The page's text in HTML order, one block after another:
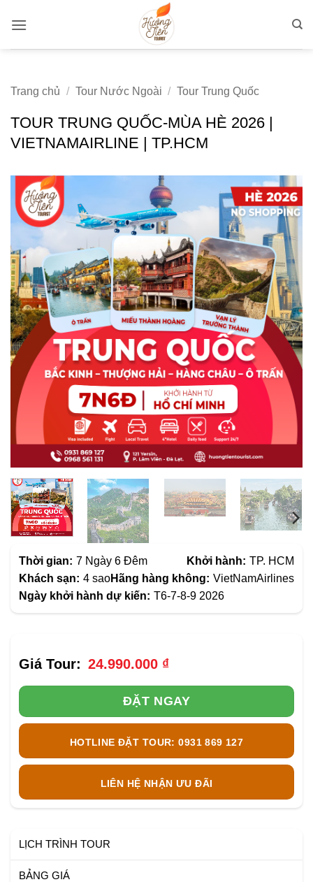
qua
Trang chủ / Tour Nước Ngoài / Tour Trung Quốc
TOUR TRUNG QUỐC-MÙA HÈ 2026 |
VIETNAMAIRLINE | TP.HCM
Thời gian: 7 Ngày 6 Đêm Khởi hành: TP. HCM
Khách sạn: 4 saoHãng hàng không: VietNamAirlines
Ngày khởi hành dự kiến: T6-7-8-9 2026
24.990.000 ₫
ĐẶT NGAY
HOTLINE ĐẶT TOUR: 0931 869 127
LIÊN HỆ NHẬN ƯU ĐÃI
LỊCH TRÌNH TOUR
BẢNG GIÁ